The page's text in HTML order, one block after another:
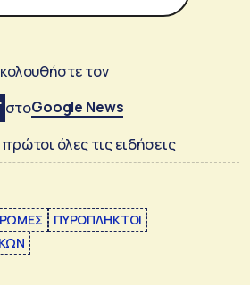
τον
στοGoogle News
όλες τις ειδήσεις
ΠΥΡΟΠΛΗΚΤΟΙ